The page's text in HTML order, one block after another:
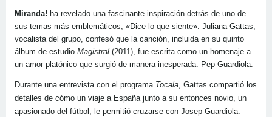
Miranda! ha revelado una fascinante inspiración detrás de uno de
sus temas más emblemáticos, «Dice lo que siente». Juliana Gattas,
vocalista del grupo, confesó que la canción, incluida en su quinto
álbum de estudio Magistral (2011), fue escrita como un homenaje a
un amor platónico que surgió de manera inesperada: Pep Guardiola.
Durante una entrevista con el programa Tocala, Gattas compartió los
detalles de cómo un viaje a España junto a su entonces novio, un
apasionado del fútbol, le permitió cruzarse con Josep Guardiola.